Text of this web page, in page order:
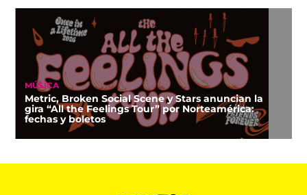
MÚSICA
Metric, Broken Social Scene y Stars anuncian la
gira “All the Feelings Tour” por Norteamérica:
fechas y boletos